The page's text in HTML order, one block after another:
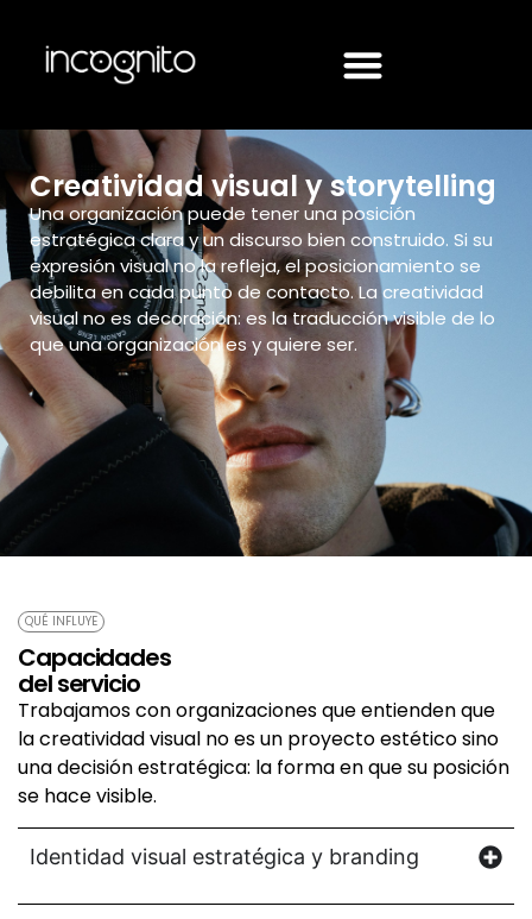
Creatividad visual y storytelling
Una organización puede tener una posición
estratégica clara y un discurso bien construido. Si su
expresión visual no la refleja, el posicionamiento se
debilita en cada punto de contacto. La creatividad
visual no es decoración: es la traducción visible de lo
que una organización es y quiere ser.
QUÉ INFLUYE
Capacidades
del servicio
Trabajamos con organizaciones que entienden que
la creatividad visual no es un proyecto estético sino
una decisión estratégica: la forma en que su posición
se hace visible.
Identidad visual estratégica y branding